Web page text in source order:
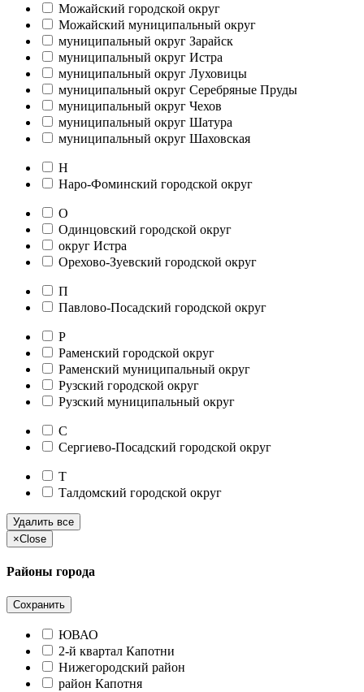
Можайский городской округ
Можайский муниципальный округ
муниципальный округ Зарайск
муниципальный округ Истра
муниципальный округ Луховицы
муниципальный округ Серебряные Пруды
муниципальный округ Чехов
муниципальный округ Шатура
муниципальный округ Шаховская
Н
Наро-Фоминский городской округ
О
Одинцовский городской округ
округ Истра
Орехово-Зуевский городской округ
П
Павлово-Посадский городской округ
Р
Раменский городской округ
Раменский муниципальный округ
Рузский городской округ
Рузский муниципальный округ
С
Сергиево-Посадский городской округ
Т
Талдомский городской округ
Удалить все
×Close
Районы города
Сохранить
ЮВАО
2-й квартал Капотни
Нижегородский район
район Капотня